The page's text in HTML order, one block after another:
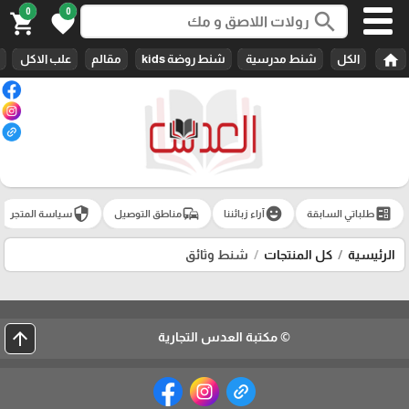
search
0
favorite
0
shopping_cart
home الكل شنط مدرسية شنط روضة kids مقالم علب الاكل
ballotطلباتي السابقة emoji_emotionsآراء زبائننا commuteمناطق التوصيل securityسياسة المتجر
الرئيسية كل المنتجات شنط وثائق
© مكتبة العدس التجارية arrow_upward